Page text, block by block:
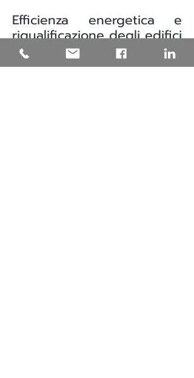
Efficienza energetica e
riqualificazione degli edifici
in Puglia
Una parte significativa del